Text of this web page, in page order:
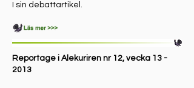
I sin debattartikel.
Reportage i Alekuriren nr 12, vecka 13 -
2013